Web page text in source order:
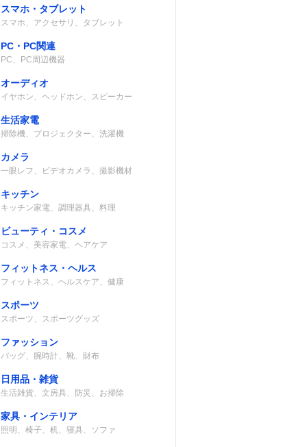
スマホ・タブレット
スマホ、アクセサリ、タブレット
PC・PC関連
PC、PC周辺機器
オーディオ
イヤホン、ヘッドホン、スピーカー
生活家電
掃除機、プロジェクター、洗濯機
カメラ
一眼レフ、ビデオカメラ、撮影機材
キッチン
キッチン家電、調理器具、料理
ビューティ・コスメ
コスメ、美容家電、ヘアケア
フィットネス・ヘルス
フィットネス、ヘルスケア、健康
スポーツ
スポーツ、スポーツグッズ
ファッション
バッグ、腕時計、靴、財布
日用品・雑貨
生活雑貨、文房具、防災、お掃除
家具・インテリア
照明、椅子、机、寝具、ソファ